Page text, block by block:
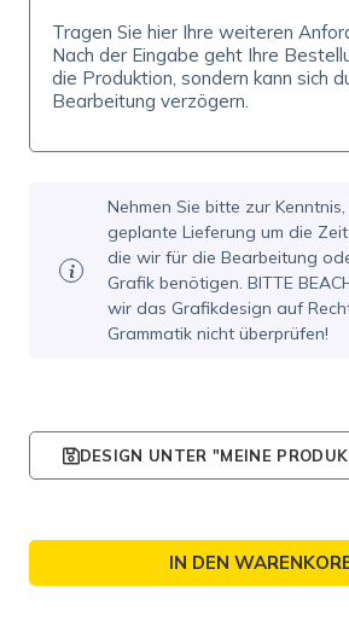
Nehmen Sie bitte zur
geplante Lieferung um die
die wir für die Bearbeitung
Grafik benötigen. BITTE
wir das Grafikdesign auf
Grammatik nicht überprüfen!
DESIGN UNTER "MEINE
IN DEN